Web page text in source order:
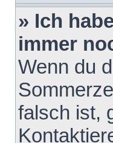
» Ich
immer
Wenn du
falsch ist,